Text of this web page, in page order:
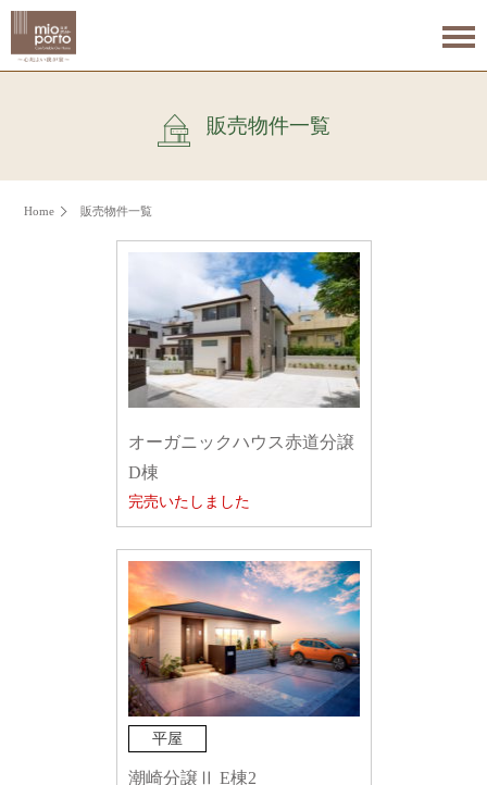
販売物件一覧
Home 販売物件一覧
オーガニックハウス赤道分譲
D棟
完売いたしました
平屋
潮崎分譲Ⅱ E棟2